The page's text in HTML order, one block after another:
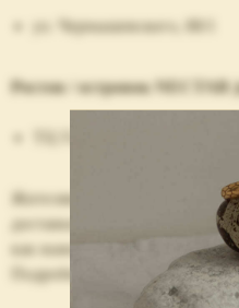
ул. Чернышевского, 88/1
Ростов / островок NECTAR
Жителям других городов
доставки с бесплатной
как важно увидеть и
Подробнее об условиях